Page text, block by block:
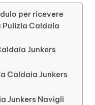
per ricevere
Caldaia
Junkers
Caldaia Junkers
Junkers Navigli